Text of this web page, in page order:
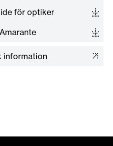
för optiker
information